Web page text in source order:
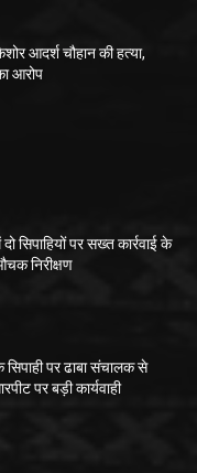
आदर्श चौहान की हत्या,
आरोप
सिपाहियों पर सख्त कार्रवाई के
निरीक्षण
पर ढाबा संचालक से
पर बड़ी कार्यवाही